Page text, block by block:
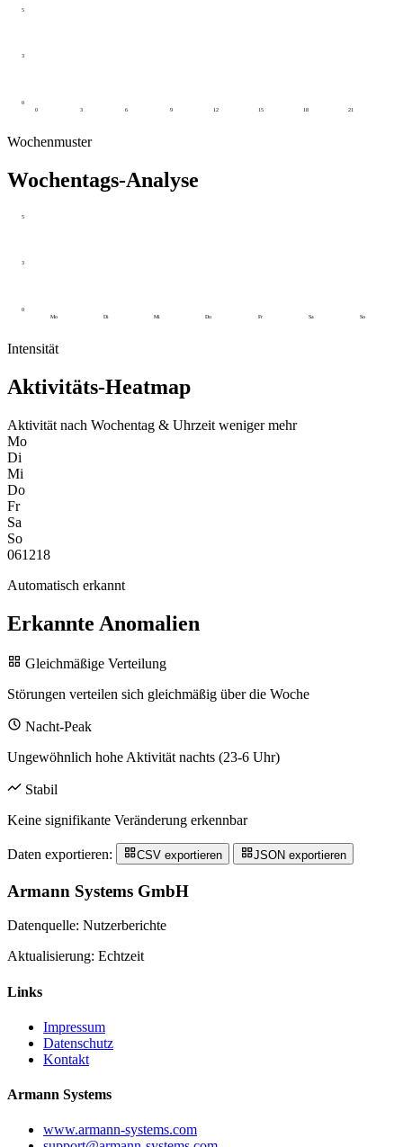
0
3
5
0 3 6 9 12 15 18 21
Wochenmuster
Wochentags-Analyse
0
3
5
Mo Di Mi Do Fr Sa So
Intensität
Aktivitäts-Heatmap
Aktivität nach Wochentag & Uhrzeit wenigermehr
Mo
Di
Mi
Do
Fr
Sa
So
061218
Automatisch erkannt
Erkannte Anomalien
Gleichmäßige Verteilung
Störungen verteilen sich gleichmäßig über die Woche
Nacht-Peak
Ungewöhnlich hohe Aktivität nachts (23-6 Uhr)
Stabil
Keine signifikante Veränderung erkennbar
Daten exportieren: CSV exportieren JSON exportieren
Armann Systems GmbH
Datenquelle: Nutzerberichte
Aktualisierung: Echtzeit
Links
Impressum
Datenschutz
Kontakt
Armann Systems
www.armann-systems.com